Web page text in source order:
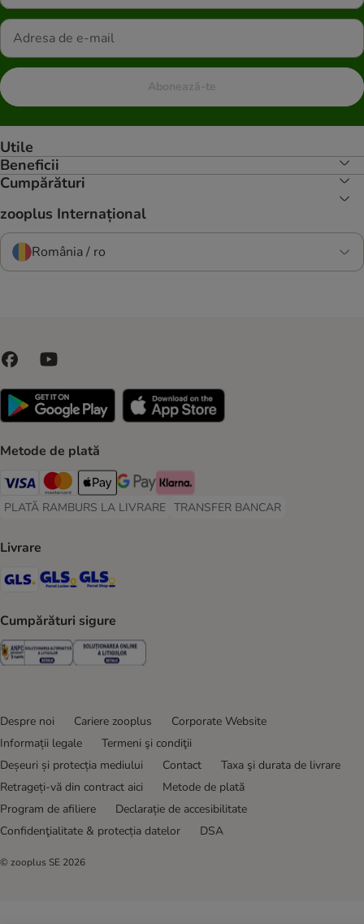
Abonează-te
Utile
Beneficii
Cumpărături
zooplus Internațional
România / ro
Metode de plată
Visa Payment Method
Master Card Payment Method
Apple Pay Payment Method
Google Pay Payment Method
Klarna Payment Method
PLATĂ RAMBURS LA LIVRARE
PLATĂ RAMBURS LA LIVRARE Payment Method
TRANSFER BANCAR
TRANSFER BANCAR Payment
Livrare
GLS Shipping Method
GLS Locker Shipping Method
Cumpărături sigure
Security Security
Despre noi Cariere zooplus
Corporate Website
Informații legale
Termeni şi condiţii
Deșeuri și protecția mediului
Contact
Taxa şi durata de livrare
Retrageți-vă din contract aici
Metode de plată
Program de afiliere
Declarație de accesibilitate
Confidenţialitate & protecția datelor
DSA
© zooplus SE 2026